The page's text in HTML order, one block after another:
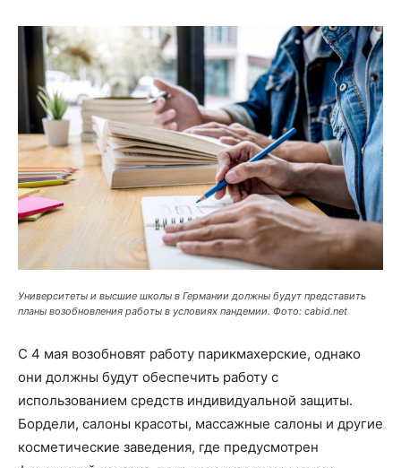
Университеты и высшие школы в Германии должны будут представить
планы возобновления работы в условиях пандемии. Фото: cabid.net
С 4 мая возобновят работу парикмахерские, однако
они должны будут обеспечить работу с
использованием средств индивидуальной защиты.
Бордели, салоны красоты, массажные салоны и другие
косметические заведения, где предусмотрен